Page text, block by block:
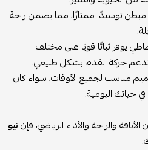
توسيدًا ممتازًا، مما يضمن راحة
يوفر ثباتًا قويًا على مختلف
تدعم حركة القدم بشكل طبيعي.
مناسب لجميع الأوقات، سواء كان
حياتك اليومية.
والراحة والأداء الرياضي، فإننيو